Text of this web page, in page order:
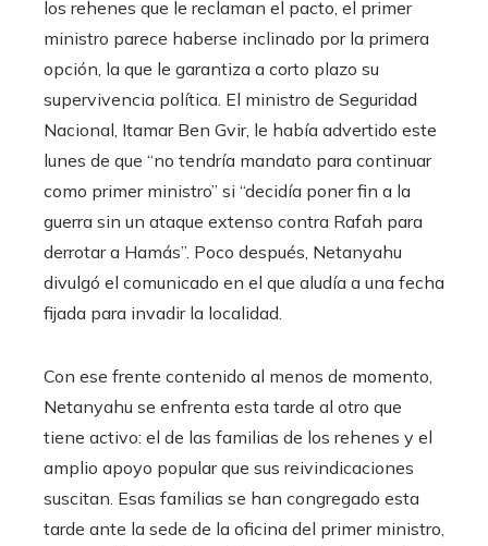
los rehenes que le reclaman el pacto, el primer
ministro parece haberse inclinado por la primera
opción, la que le garantiza a corto plazo su
supervivencia política. El ministro de Seguridad
Nacional, Itamar Ben Gvir, le había advertido este
lunes de que “no tendría mandato para continuar
como primer ministro” si “decidía poner fin a la
guerra sin un ataque extenso contra Rafah para
derrotar a Hamás”. Poco después, Netanyahu
divulgó el comunicado en el que aludía a una fecha
fijada para invadir la localidad.
Con ese frente contenido al menos de momento,
Netanyahu se enfrenta esta tarde al otro que
tiene activo: el de las familias de los rehenes y el
amplio apoyo popular que sus reivindicaciones
suscitan. Esas familias se han congregado esta
tarde ante la sede de la oficina del primer ministro,